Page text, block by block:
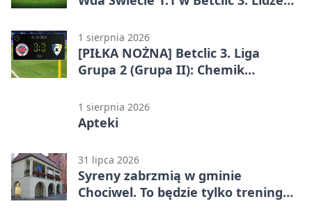
1 sierpnia 2026
[PIŁKA NOŻNA] Betclic 3. Liga
Grupa 2 (Grupa II): Chemik
Stargard 3:3
1 sierpnia 2026
Apteki
31 lipca 2026
Syreny zabrzmią w gminie
Chociwel. To będzie tylko trening